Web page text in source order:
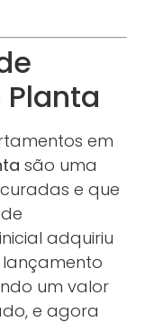
em
são uma
e que
adquiriu
um valor
e agora